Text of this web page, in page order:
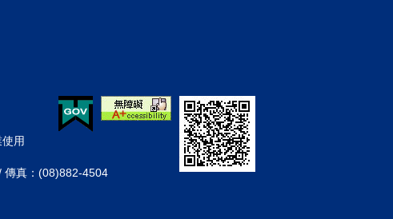
用
傳真：(08)882-4504